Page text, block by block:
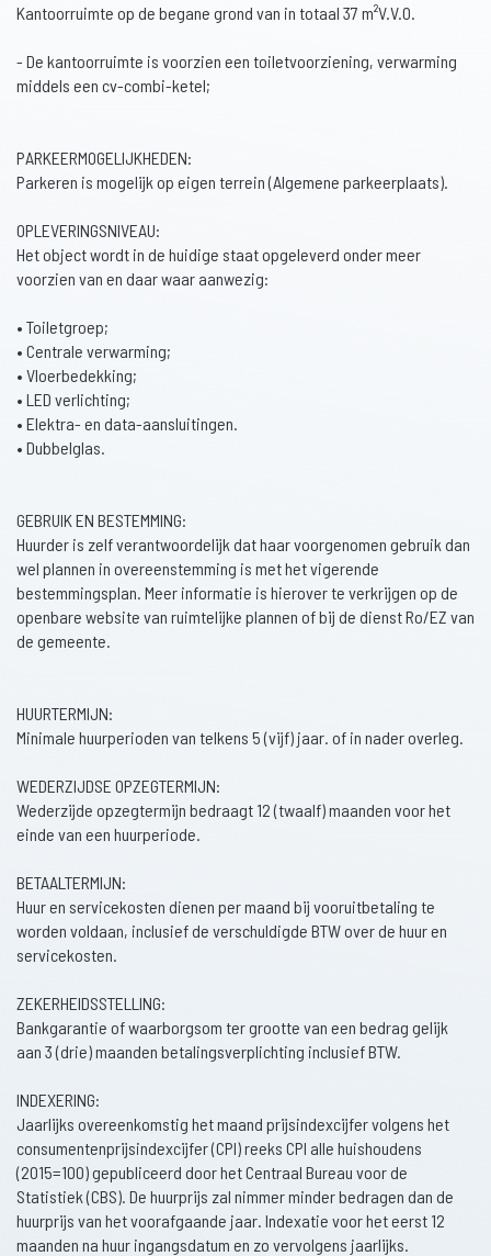
Kantoorruimte op de begane grond van in totaal 37 m²V.V.O.
- De kantoorruimte is voorzien een toiletvoorziening, verwarming
middels een cv-combi-ketel;
PARKEERMOGELIJKHEDEN:
Parkeren is mogelijk op eigen terrein (Algemene parkeerplaats).
OPLEVERINGSNIVEAU:
Het object wordt in de huidige staat opgeleverd onder meer
voorzien van en daar waar aanwezig:
• Toiletgroep;
• Centrale verwarming;
• Vloerbedekking;
• LED verlichting;
• Elektra- en data-aansluitingen.
• Dubbelglas.
GEBRUIK EN BESTEMMING:
Huurder is zelf verantwoordelijk dat haar voorgenomen gebruik dan
wel plannen in overeenstemming is met het vigerende
bestemmingsplan. Meer informatie is hierover te verkrijgen op de
openbare website van ruimtelijke plannen of bij de dienst Ro/EZ van
de gemeente.
HUURTERMIJN:
Minimale huurperioden van telkens 5 (vijf) jaar. of in nader overleg.
WEDERZIJDSE OPZEGTERMIJN:
Wederzijde opzegtermijn bedraagt 12 (twaalf) maanden voor het
einde van een huurperiode.
BETAALTERMIJN:
Huur en servicekosten dienen per maand bij vooruitbetaling te
worden voldaan, inclusief de verschuldigde BTW over de huur en
servicekosten.
ZEKERHEIDSSTELLING:
Bankgarantie of waarborgsom ter grootte van een bedrag gelijk
aan 3 (drie) maanden betalingsverplichting inclusief BTW.
INDEXERING:
Jaarlijks overeenkomstig het maand prijsindexcijfer volgens het
consumentenprijsindexcijfer (CPI) reeks CPI alle huishoudens
(2015=100) gepubliceerd door het Centraal Bureau voor de
Statistiek (CBS). De huurprijs zal nimmer minder bedragen dan de
huurprijs van het voorafgaande jaar. Indexatie voor het eerst 12
maanden na huur ingangsdatum en zo vervolgens jaarlijks.